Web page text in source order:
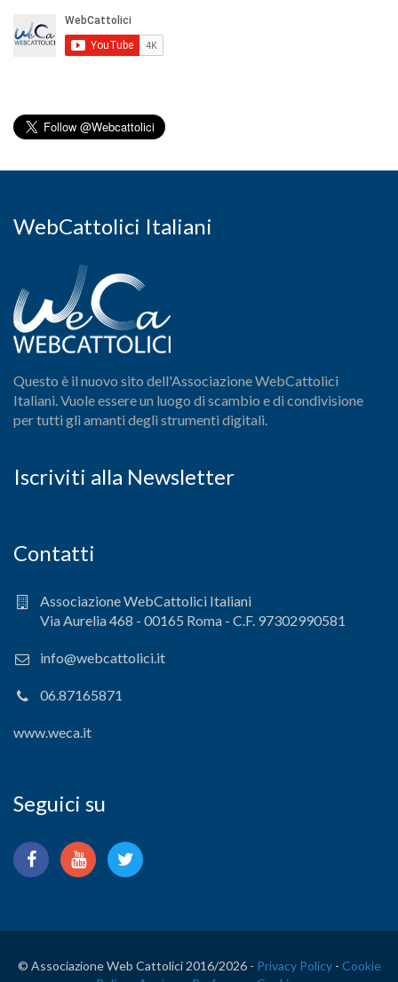
WebCattolici Italiani
Questo è il nuovo sito dell'Associazione WebCattolici
Italiani. Vuole essere un luogo di scambio e di condivisione
per tutti gli amanti degli strumenti digitali.
Iscriviti alla Newsletter
Contatti
Associazione WebCattolici Italiani
Via Aurelia 468 - 00165 Roma - C.F. 97302990581
info@webcattolici.it
06.87165871
www.weca.it
Seguici su
© Associazione Web Cattolici 2016/2026 - Privacy Policy- Cookie